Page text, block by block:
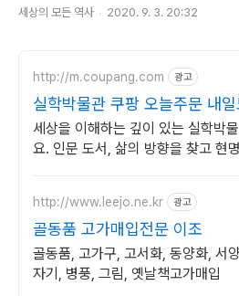
세상의 모든 역사 2020. 9. 3. 20:32
http://m.coupang.com 광고
실학박물관 쿠팡 오늘주문 내
세상을 이해하는 깊이 있는 실학박
요. 인문 도서, 삶의 방향을 찾고 현
http://www.leejo.ne.kr 광고
골동품 고가매입전문 이조
골동품, 고가구, 고서화, 동양화, 서
자기, 병풍, 그림, 옛날책고가매입